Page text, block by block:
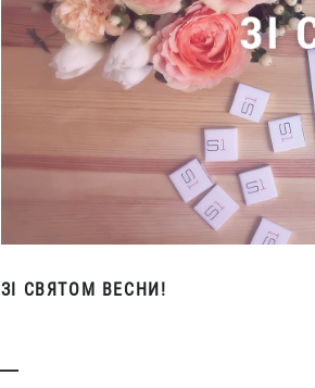
ЗІ СВЯТОМ ВЕСНИ!